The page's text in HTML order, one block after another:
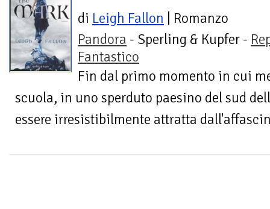
di Leigh Fallon | Romanzo
Pandora - Sperling & Kupfer -
Fantastico
Fin dal primo momento in cui
scuola, in uno sperduto paesino del sud
essere irresistibilmente attratta